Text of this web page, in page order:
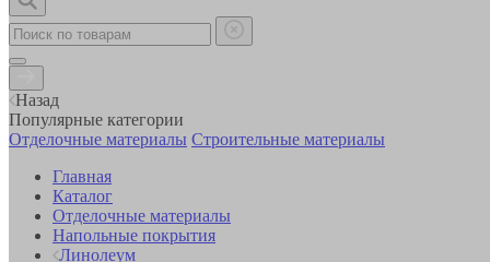
Назад
Популярные категории
Отделочные материалы Строительные материалы
Главная
Каталог
Отделочные материалы
Напольные покрытия
Линолеум